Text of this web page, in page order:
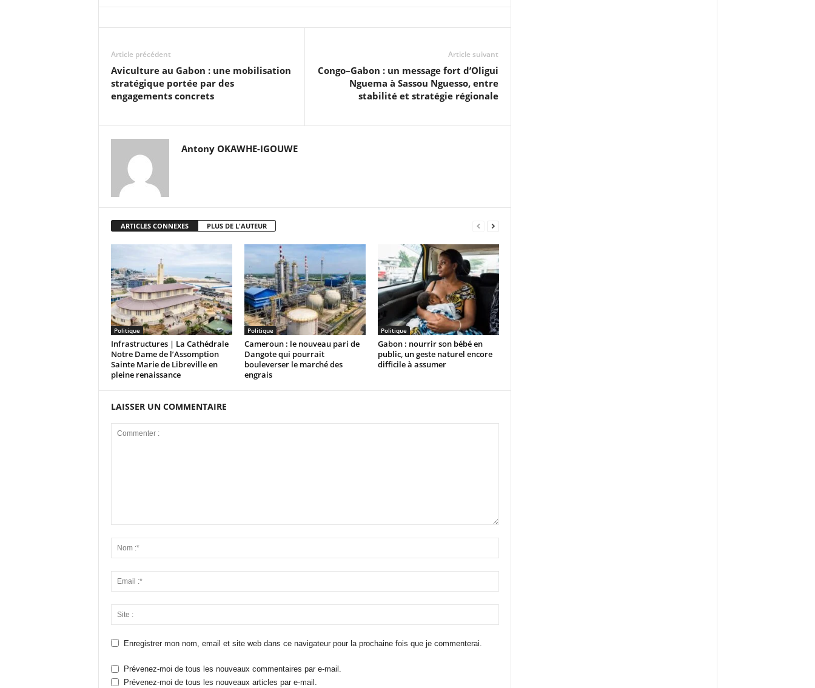
Article précédent
Aviculture au Gabon : une mobilisation
stratégique portée par des
engagements concrets
Article suivant
Congo–Gabon : un message fort d’Oligui
Nguema à Sassou Nguesso, entre
stabilité et stratégie régionale
Antony OKAWHE-IGOUWE
ARTICLES CONNEXES PLUS DE L'AUTEUR
Politique
Infrastructures | La Cathédrale
Notre Dame de l’Assomption
Sainte Marie de Libreville en
pleine renaissance
Politique
Cameroun : le nouveau pari de
Dangote qui pourrait
bouleverser le marché des
engrais
Politique
Gabon : nourrir son bébé en
public, un geste naturel encore
difficile à assumer
LAISSER UN COMMENTAIRE
Enregistrer mon nom, email et site web dans ce navigateur pour la prochaine fois que je commenterai.
Prévenez-moi de tous les nouveaux commentaires par e-mail.
Prévenez-moi de tous les nouveaux articles par e-mail.